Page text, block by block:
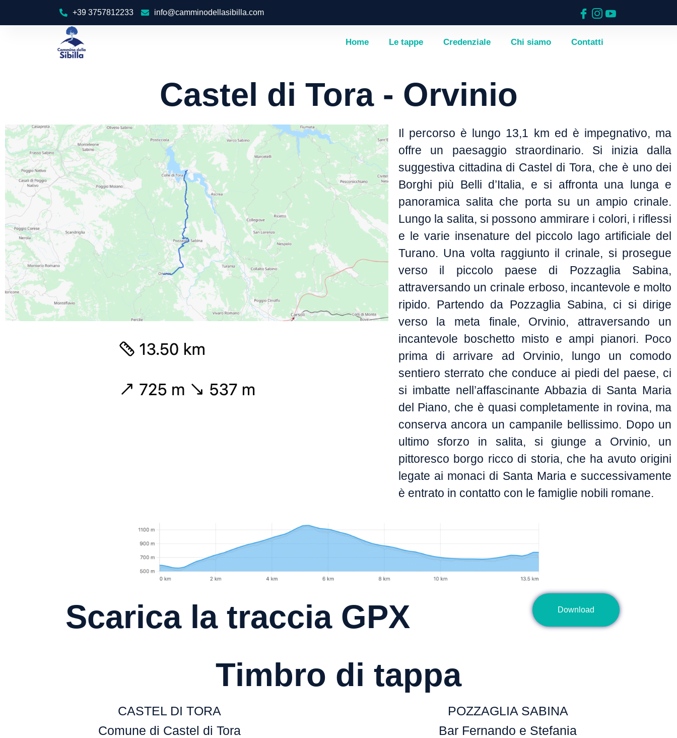
+39 3757812233 info@camminodellasibilla.com
Home Le tappe Credenziale Chi siamo Contatti
Castel di Tora - Orvinio
Il percorso è lungo 13,1 km ed è impegnativo, ma
offre un paesaggio straordinario. Si inizia dalla
suggestiva cittadina di Castel di Tora, che è uno dei
Borghi più Belli d’Italia, e si affronta una lunga e
panoramica salita che porta su un ampio crinale.
Lungo la salita, si possono ammirare i colori, i riflessi
e le varie insenature del piccolo lago artificiale del
Turano. Una volta raggiunto il crinale, si prosegue
verso il piccolo paese di Pozzaglia Sabina,
attraversando un crinale erboso, incantevole e molto
ripido. Partendo da Pozzaglia Sabina, ci si dirige
verso la meta finale, Orvinio, attraversando un
incantevole boschetto misto e ampi pianori. Poco
prima di arrivare ad Orvinio, lungo un comodo
sentiero sterrato che conduce ai piedi del paese, ci
si imbatte nell’affascinante Abbazia di Santa Maria
del Piano, che è quasi completamente in rovina, ma
conserva ancora un campanile bellissimo. Dopo un
ultimo sforzo in salita, si giunge a Orvinio, un
pittoresco borgo ricco di storia, che ha avuto origini
legate ai monaci di Santa Maria e successivamente
è entrato in contatto con le famiglie nobili romane.
Scarica la traccia GPX Download
Timbro di tappa
CASTEL DI TORA
Comune di Castel di Tora
POZZAGLIA SABINA
Bar Fernando e Stefania